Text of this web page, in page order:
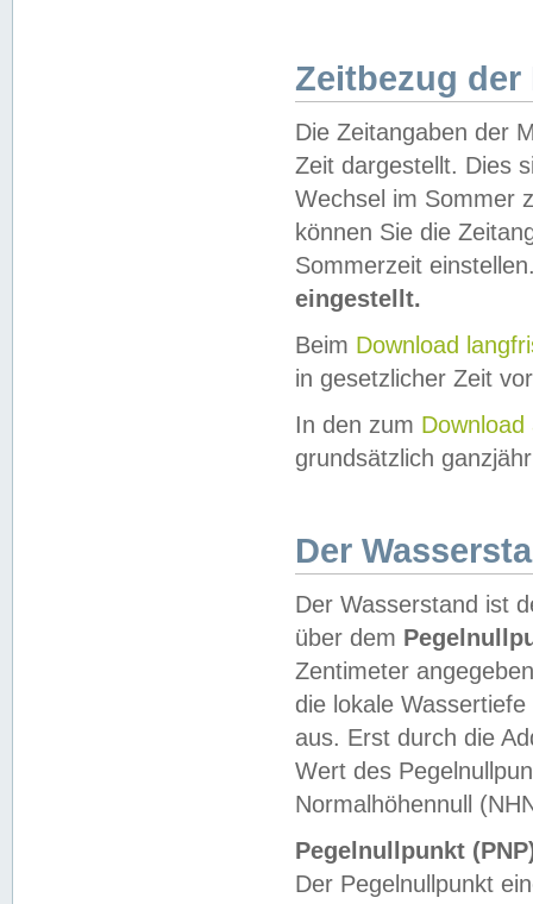
Zeitbezug der
Die Zeitangaben der
Zeit dargestellt. Dies
Wechsel im Sommer
können Sie die
Sommerzeit
eingestellt.
Beim Download
in gesetzlicher Zeit
In den zum Download
grundsätzlich
Der
Der Wasserstand ist
über dem
Zentimeter
die lokale
aus. Erst durch die
Wert des
Normalhöhennull
Pegelnullpunkt
Der Pegelnullpunkt